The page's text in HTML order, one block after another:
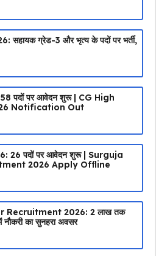
सहायक ग्रेड-3 और भृत्य के पदों पर भर्ती,
58 पदों पर आवेदन शुरू | CG High
Notification Out
26 पदों पर आवेदन शुरू | Surguja
2026 Apply Offline
2026: ₹2 लाख तक
का सुनहरा अवसर